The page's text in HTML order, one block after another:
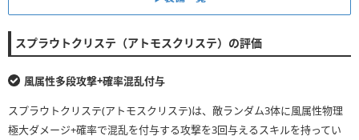
スプラウトクリステ（アトモスクリステ）の評価
風属性多段攻撃+確率混乱付与
スプラウトクリステ(アトモスクリステ)は、敵ランダム3体に風属性物理
極大ダメージ+確率で混乱を付与する攻撃を3回与えるスキルを持ってい